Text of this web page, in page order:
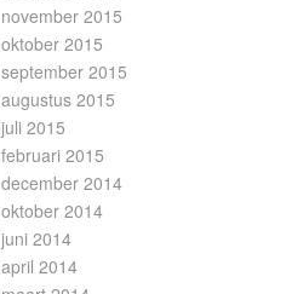
november 2015
oktober 2015
september 2015
augustus 2015
juli 2015
februari 2015
december 2014
oktober 2014
juni 2014
april 2014